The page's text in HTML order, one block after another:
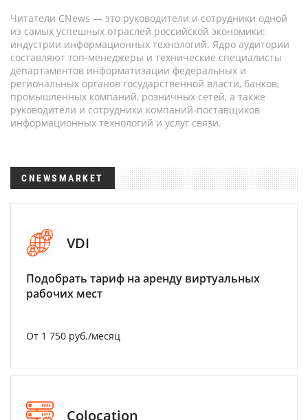
Читатели CNews — это руководители и сотрудники одной
из самых успешных отраслей российской экономики:
индустрии информационных технологий. Ядро аудитории
составляют топ-менеджеры и технические специалисты
департаментов информатизации федеральных и
региональных органов государственной власти, банков,
промышленных компаний, розничных сетей, а также
руководители и сотрудники компаний-поставщиков
информационных технологий и услуг связи.
CNEWSMARKET
VDI
Подобрать тариф на аренду виртуальных
рабочих мест
От 1 750 руб./месяц
Colocation